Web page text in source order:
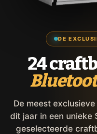
DE
24
De meest
dit jaar in een unieke
geselecteerde